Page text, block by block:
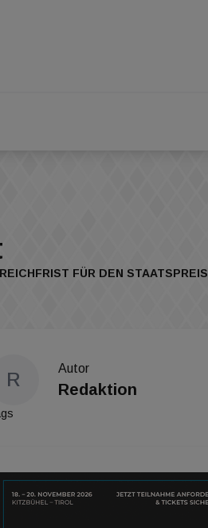
FÜR DEN STAATSPREIS
R
Autor
Redaktion